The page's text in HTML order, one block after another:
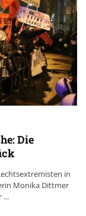
Die
in
Monika Dittmer
...